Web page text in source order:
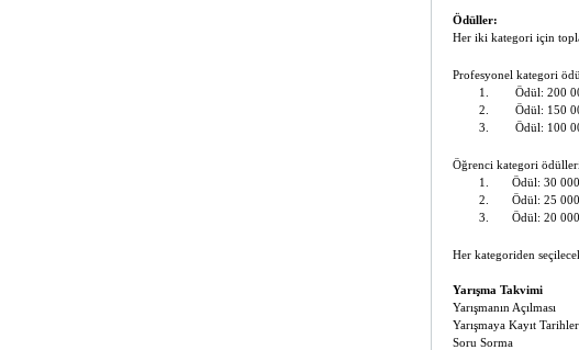
Ödüller:
Her iki kategori için
Profesyonel kategori
1.
Ödül: 200
2.
Ödül: 150
3.
Ödül: 100
Öğrenci kategori
1.
Ödül: 30
2.
Ödül: 25
3.
Ödül: 20
Her kategoriden
Yarışma Takvimi
Yarışmanın Açılması
Yarışmaya Kayıt
Soru Sorma